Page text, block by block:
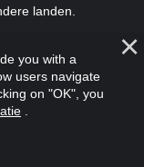
landen.
you with a
users navigate
on "OK", you